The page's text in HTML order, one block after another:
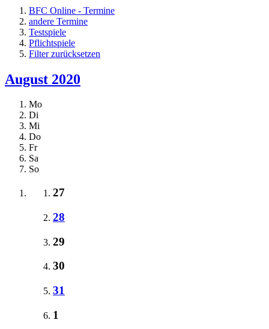
BFC Online - Termine
andere Termine
Testspiele
Pflichtspiele
Filter zurücksetzen
August 2020
Mo
Di
Mi
Do
Fr
Sa
So
27
28
29
30
31
1